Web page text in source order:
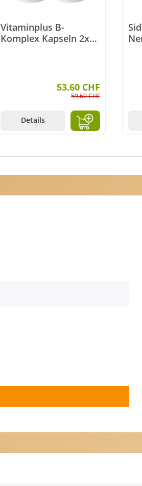
Vitaminplus B-
Komplex Kapseln 2x
53.60 CHF
59.60 CHF
Details